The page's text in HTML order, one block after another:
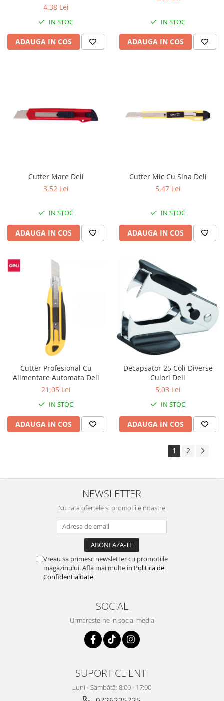
4,38 Lei
IN STOC
ADAUGA IN COS
IN STOC
ADAUGA IN COS
Cutter Mare Deli
3,52 Lei
IN STOC
ADAUGA IN COS
Cutter Mic Cu Sina Deli
5,47 Lei
IN STOC
ADAUGA IN COS
Cutter Profesional Cu
Alimentare Automata Deli
21,05 Lei
IN STOC
ADAUGA IN COS
Decapsator 25 Coli Diverse
Culori Deli
5,03 Lei
IN STOC
ADAUGA IN COS
1 2
NEWSLETTER
Nu rata ofertele si promotiile noastre
Vreau sa primesc newsletter cu promotiile
magazinului. Afla mai multe in Politica de
Confidentialitate
SOCIAL
Urmareste-ne in social media
SUPORT CLIENTI
Luni - Sâmbătă: 8:00 - 17:00